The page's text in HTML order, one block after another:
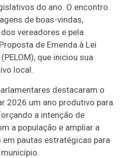
do ano. O encontro
de boas-vindas,
vereadores e pela
de Emenda à Lei
que iniciou sua
local.
destacaram o
2026 um ano produtivo para
a intenção de
a população e ampliar a
pautas estratégicas para